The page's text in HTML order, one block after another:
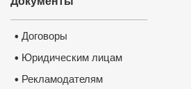
• Договоры
• Юридическим лицам
• Рекламодателям